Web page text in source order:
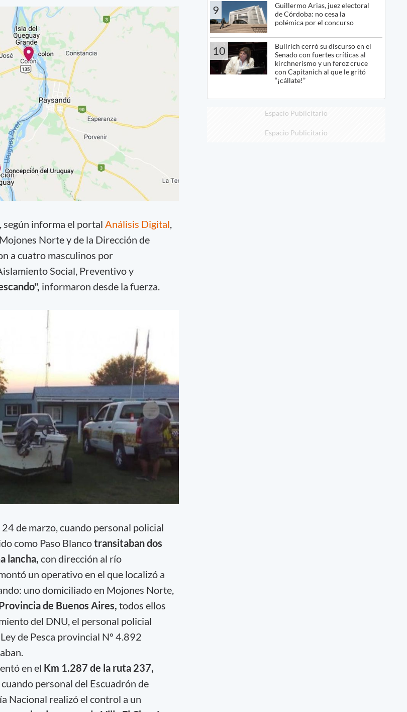
según informa el portal Análisis Digital,
Norte y de la Dirección de
a cuatro masculinos por
Social, Preventivo y
informaron desde la fuerza.
de marzo, cuando personal policial
como Paso Blancotransitaban dos
lancha, con dirección al río
un operativo en el que localizó a
uno domiciliado en Mojones Norte,
de Buenos Aires, todos ellos
del DNU, el personal policial
de Pesca provincial Nº 4.892
en el Km 1.287 de la ruta 237,
cuando personal del Escuadrón de
Nacional realizó el control a un
9
Guillermo Arias, juez electoral
de Córdoba: no cesa la
polémica por el concurso
10
Bullrich cerró su discurso en el
Senado con fuertes críticas al
kirchnerismo y un feroz cruce
con Capitanich al que le gritó
“¡cállate!”
Espacio Publicitario
Espacio Publicitario